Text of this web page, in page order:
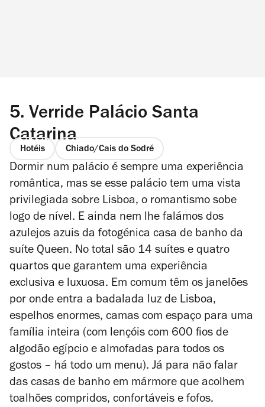
5. Verride Palácio Santa
Catarina
Hotéis Chiado/Cais do Sodré
Dormir num palácio é sempre uma experiência
romântica, mas se esse palácio tem uma vista
privilegiada sobre Lisboa, o romantismo sobe
logo de nível. E ainda nem lhe falámos dos
azulejos azuis da fotogénica casa de banho da
suíte Queen. No total são 14 suítes e quatro
quartos que garantem uma experiência
exclusiva e luxuosa. Em comum têm os janelões
por onde entra a badalada luz de Lisboa,
espelhos enormes, camas com espaço para uma
família inteira (com lençóis com 600 fios de
algodão egípcio e almofadas para todos os
gostos – há todo um menu). Já para não falar
das casas de banho em mármore que acolhem
toalhões compridos, confortáveis e fofos.